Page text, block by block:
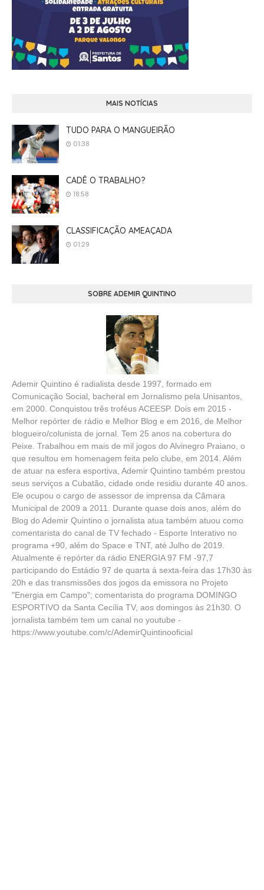
MAIS NOTÍCIAS
TUDO PARA O MANGUEIRÃO
01:38
CADÊ O TRABALHO?
18:58
CLASSIFICAÇÃO AMEAÇADA
01:29
SOBRE ADEMIR QUINTINO
Ademir Quintino é radialista desde 1997, formado em
Comunicação Social, bacheral em Jornalismo pela Unisantos,
em 2000. Conquistou três troféus ACEESP. Dois em 2015 -
Melhor repórter de rádio e Melhor Blog e em 2016, de Melhor
blogueiro/colunista de jornal. Tem 25 anos na cobertura do
Peixe. Trabalhou em mais de mil jogos do Alvinegro Praiano, o
que resultou em homenagem feita pelo clube, em 2014. Além
de atuar na esfera esportiva, Ademir Quintino também prestou
seus serviços a Cubatão, cidade onde residiu durante 40 anos.
Ele ocupou o cargo de assessor de imprensa da Câmara
Municipal de 2009 a 2011. Durante quase dois anos, além do
Blog do Ademir Quintino o jornalista atua também atuou como
comentarista do canal de TV fechado - Esporte Interativo no
programa +90, além do Space e TNT, até Julho de 2019.
Atualmente é repórter da rádio ENERGIA 97 FM -97,7
participando do Estádio 97 de quarta á sexta-feira das 17h30 às
20h e das transmissões dos jogos da emissora no Projeto
"Energia em Campo"; comentarista do programa DOMINGO
ESPORTIVO da Santa Cecília TV, aos domingos às 21h30. O
jornalista também tem um canal no youtube -
https://www.youtube.com/c/AdemirQuintinooficial